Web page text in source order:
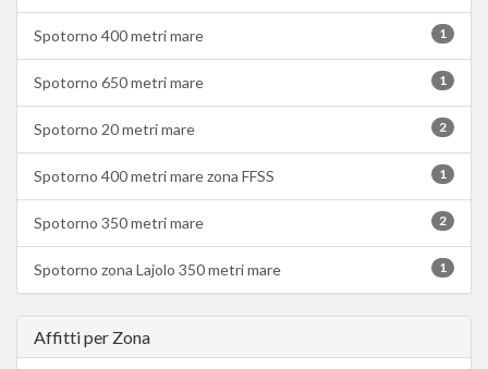
1
Spotorno 400 metri mare
1
Spotorno 650 metri mare
2
Spotorno 20 metri mare
1
Spotorno 400 metri mare zona FFSS
2
Spotorno 350 metri mare
1
Spotorno zona Lajolo 350 metri mare
Affitti per Zona